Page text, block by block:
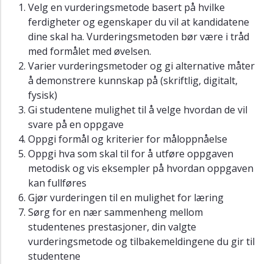
Velg en vurderingsmetode basert på hvilke
ferdigheter og egenskaper du vil at kandidatene
dine skal ha. Vurderingsmetoden bør være i tråd
med formålet med øvelsen.
Varier vurderingsmetoder og gi alternative måter
å demonstrere kunnskap på (skriftlig, digitalt,
fysisk)
Gi studentene mulighet til å velge hvordan de vil
svare på en oppgave
Oppgi formål og kriterier for måloppnåelse
Oppgi hva som skal til for å utføre oppgaven
metodisk og vis eksempler på hvordan oppgaven
kan fullføres
Gjør vurderingen til en mulighet for læring
Sørg for en nær sammenheng mellom
studentenes prestasjoner, din valgte
vurderingsmetode og tilbakemeldingene du gir til
studentene